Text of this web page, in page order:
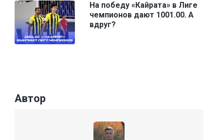
На победу «Кайрата» в Лиге
чемпионов дают 1001.00. А
вдруг?
Автор